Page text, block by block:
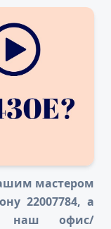
мастером
22007784, а
наш офис/